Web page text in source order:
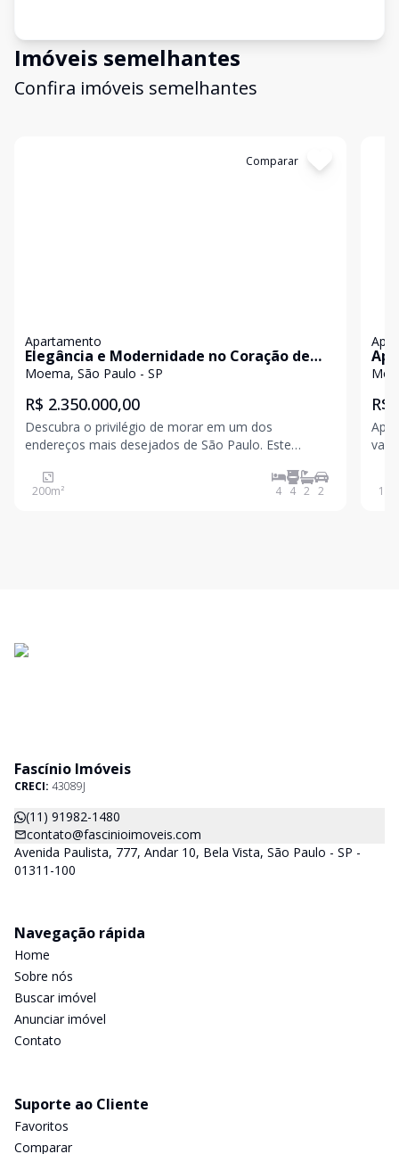
Imóveis semelhantes
Confira imóveis semelhantes
Comparar
Apartamento
Elegância e Modernidade no Coração de
Moema Pássaros
Moema, São Paulo - SP
R$ 2.350.000,00
Descubra o privilégio de morar em um dos
endereços mais desejados de São Paulo. Este
Guaecá combina perfeitamente sofisticação,
conforto e uma localização estratégica no coração
200m² 4 4 2 2
R$
vagas de
158
Fascínio Imóveis
CRECI: 43089J
(11) 91982-1480
contato@fascinioimoveis.com
Avenida Paulista, 777, Andar 10, Bela Vista, São Paulo - SP -
01311-100
Navegação rápida
Home
Sobre nós
Buscar imóvel
Anunciar imóvel
Contato
Suporte ao Cliente
Favoritos
Comparar